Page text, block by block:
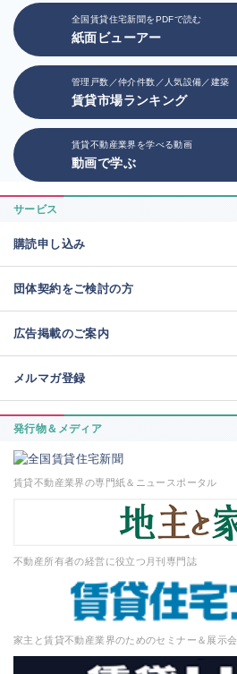
全国賃貸住宅新聞をPDFで読む
紙面ビューアー
管理戸数／仲介件数／人気設備／建築
賃貸市場ランキング
賃貸不動産業界を学べる動画
動画で学ぶ
サービス
購読申し込み
団体契約をご検討の方
広告掲載のご案内
メルマガ登録
発行物＆メディア
賃貸不動産業界の専門紙＆ニュースポータル
不動産所有者の経営に役立つ月刊専門誌
家主と賃貸不動産業界のためのセミナー＆展示会